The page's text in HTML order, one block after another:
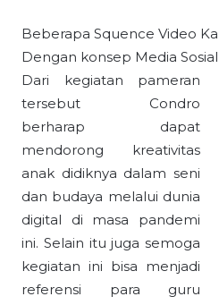
Beberapa Squence Video
Dengan konsep Media Sosial
Dari kegiatan pameran
tersebut Condro
berharap dapat
mendorong kreativitas
anak didiknya dalam seni
dan budaya melalui dunia
digital di masa pandemi
ini. Selain itu juga semoga
kegiatan ini bisa menjadi
referensi para guru